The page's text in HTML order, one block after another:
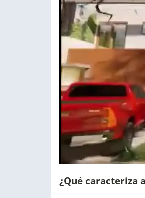
¿Qué caracteriza